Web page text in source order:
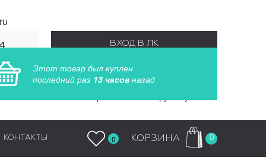
ВХОД В ЛК
РЕГИСТРАЦИЯ
КОНТАКТЫ 0 КОРЗИНА 0
Этот товар был куплен
последний раз 13 часов назад